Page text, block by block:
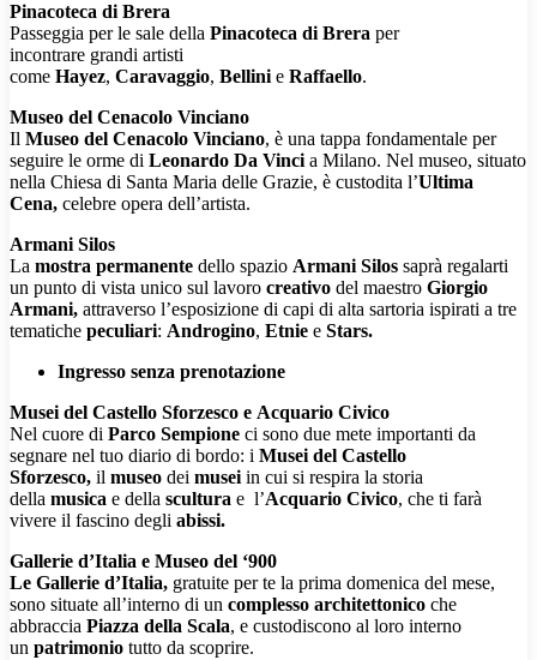
Pinacoteca di Brera
Passeggia per le sale della Pinacoteca di Brera per
incontrare grandi artisti
come Hayez, Caravaggio, Bellini e Raffaello.
Museo del Cenacolo Vinciano
Il Museo del Cenacolo Vinciano, è una tappa fondamentale per
seguire le orme di Leonardo Da Vinci a Milano. Nel museo, situato
nella Chiesa di Santa Maria delle Grazie, è custodita l’Ultima
Cena, celebre opera dell’artista.
Armani Silos
La mostra permanente dello spazio Armani Silos saprà regalarti
un punto di vista unico sul lavoro creativo del maestro Giorgio
Armani, attraverso l’esposizione di capi di alta sartoria ispirati a tre
tematiche peculiari: Androgino, Etnie e Stars.
Ingresso senza prenotazione
Musei del Castello Sforzesco e Acquario Civico
Nel cuore di Parco Sempione ci sono due mete importanti da
segnare nel tuo diario di bordo: i Musei del Castello
Sforzesco, il museo dei musei in cui si respira la storia
della musica e della scultura e l’Acquario Civico, che ti farà
vivere il fascino degli abissi.
Gallerie d’Italia e Museo del ‘900
Le Gallerie d’Italia, gratuite per te la prima domenica del mese,
sono situate all’interno di un complesso architettonico che
abbraccia Piazza della Scala, e custodiscono al loro interno
un patrimonio tutto da scoprire.